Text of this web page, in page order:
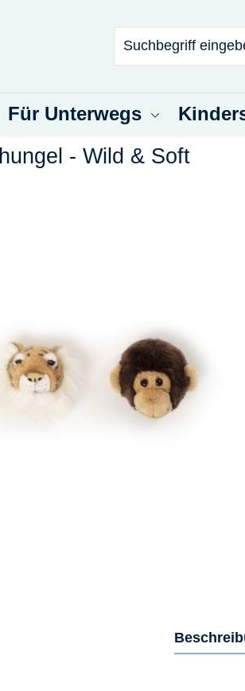
Für Unterwegs
- Wild & Soft